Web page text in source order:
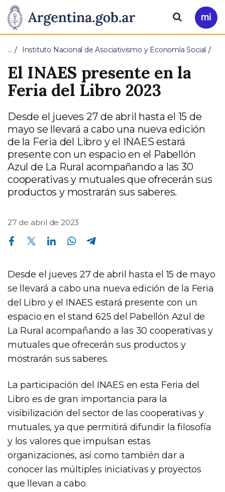
Presidencia
de
la
Nación
Pasar al contenido principal
Ir
a
Buscar
… Instituto Nacional de Asociativismo y Economía Social
El INAES presente en la
Feria del Libro 2023
Desde el jueves 27 de abril hasta el 15 de
mayo se llevará a cabo una nueva edición
de la Feria del Libro y el INAES estará
presente con un espacio en el Pabellón
Azul de La Rural acompañando a las 30
cooperativas y mutuales que ofrecerán sus
productos y mostrarán sus saberes.
27 de abril de 2023
Compartir en Facebook Compartir en Twitter Compartir en Linkedin Compartir en Whatsapp
Desde el jueves 27 de abril hasta el 15 de mayo
se llevará a cabo una nueva edición de la Feria
del Libro y el INAES estará presente con un
espacio en el stand 625 del Pabellón Azul de
La Rural acompañando a las 30 cooperativas y
mutuales que ofrecerán sus productos y
mostrarán sus saberes.
La participación del INAES en esta Feria del
Libro es de gran importancia para la
visibilización del sector de las cooperativas y
mutuales, ya que permitirá difundir la filosofía
y los valores que impulsan estas
organizaciones, así como también dar a
conocer las múltiples iniciativas y proyectos
que llevan a cabo.